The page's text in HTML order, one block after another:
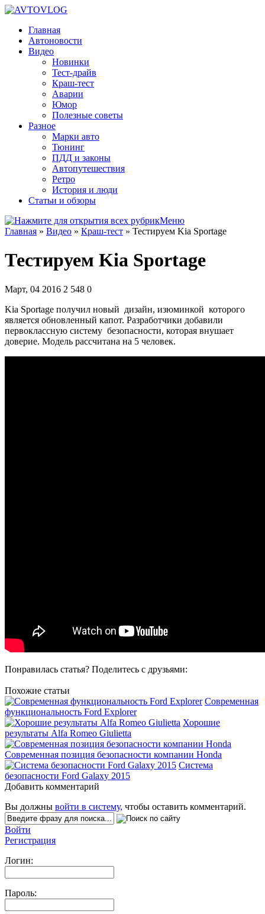
Главная
Автоновости
Видео
Новинки
Тест-драйв
Краш-тест
Аварии
Юмор
Полезные советы
Разное
Марки авто
Тюнинг
ПДД и законы
Автопутешествия
Ретро
История и люди
Статьи и обзоры
Меню
Главная » Видео » Краш-тест » Тестируем Kia Sportage
Тестируем Kia Sportage
Март, 04 2016 2 548 0
Kia Sportage получил новый дизайн, изюминкой которого
является обновленный капот. Разработчики добавили
первоклассную систему безопасности, которая внушает
доверие. Модель рассчитана на 5 человек.
Понравилась статья? Поделитесь с друзьями:
Похожие статьи
Современная
функциональность Ford Explorer
Хорошие
результаты Alfa Romeo Giulietta
Современная позиция безопасности компании Honda
Система
безопасности Ford Galaxy 2015
Добавить комментарий
Вы должны войти в систему, чтобы оставить комментарий.
Войти
Регистрация
Логин:
Пароль: